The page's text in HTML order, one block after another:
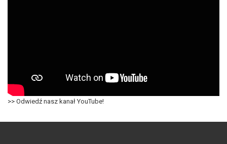
>> Odwiedź nasz kanał YouTube!